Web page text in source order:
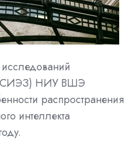
исследований
НИУ ВШЭ
распространения
интеллекта